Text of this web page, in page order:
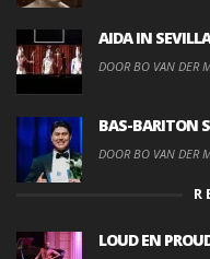
AIDA IN
DOOR BO VAN DER
BAS-BARITON
DOOR BO VAN DER
LOUD EN